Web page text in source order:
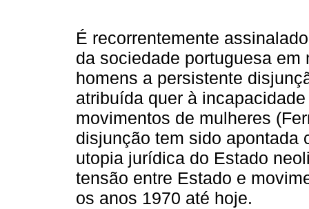
É recorrentemente
da sociedade portuguesa
homens a persistente
atribuída quer à
movimentos de mulheres
disjunção tem sido apontada
utopia jurídica do Estado
tensão entre Estado e
os anos 1970 até hoje.